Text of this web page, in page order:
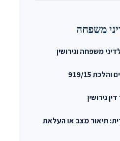
משפחה
משפחה וגירושין
919/15
גירושין
תיאור מצב או העלאת